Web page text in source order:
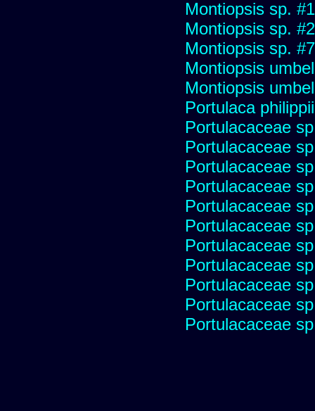
Montiopsis sp.
Montiopsis sp.
Montiopsis sp.
Montiopsis
Montiopsis
Portulaca philippii
Portulacaceae
Portulacaceae
Portulacaceae
Portulacaceae
Portulacaceae
Portulacaceae
Portulacaceae
Portulacaceae
Portulacaceae
Portulacaceae
Portulacaceae